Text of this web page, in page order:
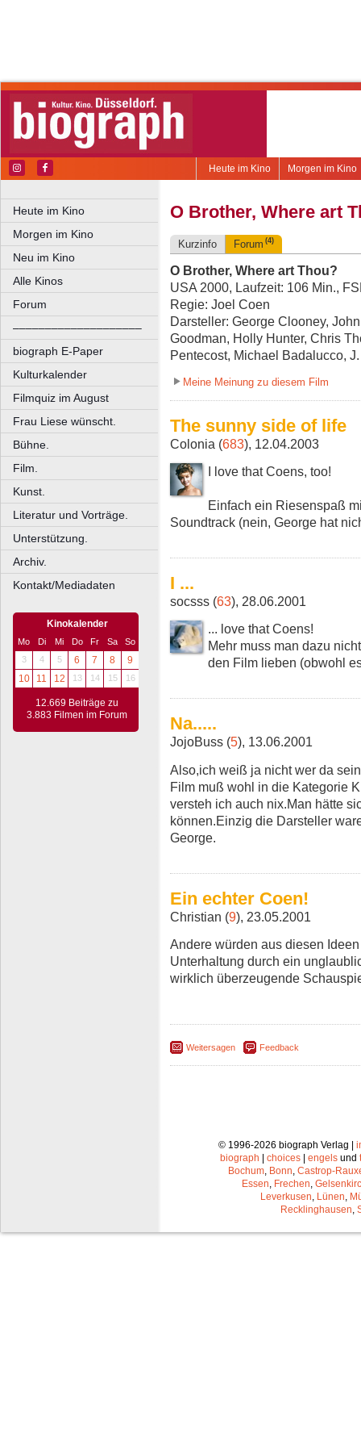
Morgen im Kino
Heute im Kino
Heute im Kino
Morgen im Kino
Neu im Kino
Alle Kinos
Forum
––––––––––––––––––––
biograph E-Paper
Kulturkalender
Filmquiz im August
Frau Liese wünscht.
Bühne.
Film.
Kunst.
Literatur und Vorträge.
Unterstützung.
Archiv.
Kontakt/Mediadaten
Kinokalender
Mo Di Mi Do Fr Sa
So
3
4 5 6 7 8
9
10
11 12 13 14 15 16
12.669 Beiträge zu
3.883 Filmen im Forum
O Brother, Where art
Kurzinfo Forum (4)
O Brother, Where art Thou?
USA 2000, Laufzeit: 106 Min.,
Regie: Joel Coen
Darsteller: George Clooney,
Goodman, Holly Hunter, Chris
Pentecost, Michael Badalucco,
Meine Meinung zu diesem Film
The sunny side of life
Colonia (683), 12.04.2003
I love that Coens, too!
Einfach ein Riesenspaß
Soundtrack (nein, George hat
I ...
socsss (63), 28.06.2001
... love that Coens!
Mehr muss man dazu
den Film lieben (obwohl
Na.....
JojoBuss (5), 13.06.2001
Also,ich weiß ja nicht wer da
Film muß wohl in die Kategorie
versteh ich auch nix.Man hätte
können.Einzig die Darsteller
George.
Ein echter Coen!
Christian (9), 23.05.2001
Andere würden aus diesen
Unterhaltung durch ein
wirklich überzeugende
Weitersagen Feedback
© 1996-2026 biograph Verlag |
biograph
choices engels und
Bochum, Bonn, Castrop-
Essen, Frechen,
Leverkusen, Lünen,
Recklinghausen,